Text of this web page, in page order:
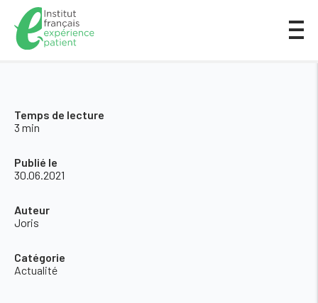
Temps de lecture
3 min
Publié le
30.06.2021
Auteur
Joris
Catégorie
Actualité